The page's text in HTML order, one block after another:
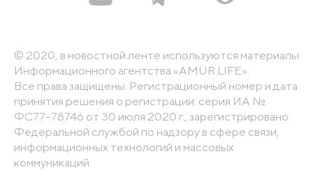
© 2020, в новостной ленте используются материалы
Информационного агентства «AMUR.LIFE».
Все права защищены. Регистрационный номер и дата
принятия решения о регистрации: серия ИА №
ФС77-78746 от 30 июля 2020 г., зарегистрировано
Федеральной службой по надзору в сфере связи,
информационных технологий и массовых
коммуникаций